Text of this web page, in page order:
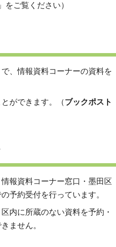
」をご覧ください）
、情報資料コーナーの資料を
ができます。（ブックポスト
報資料コーナー窓口・墨田区
予約受付を行っています。
内に所蔵のない資料を予約・
ません。